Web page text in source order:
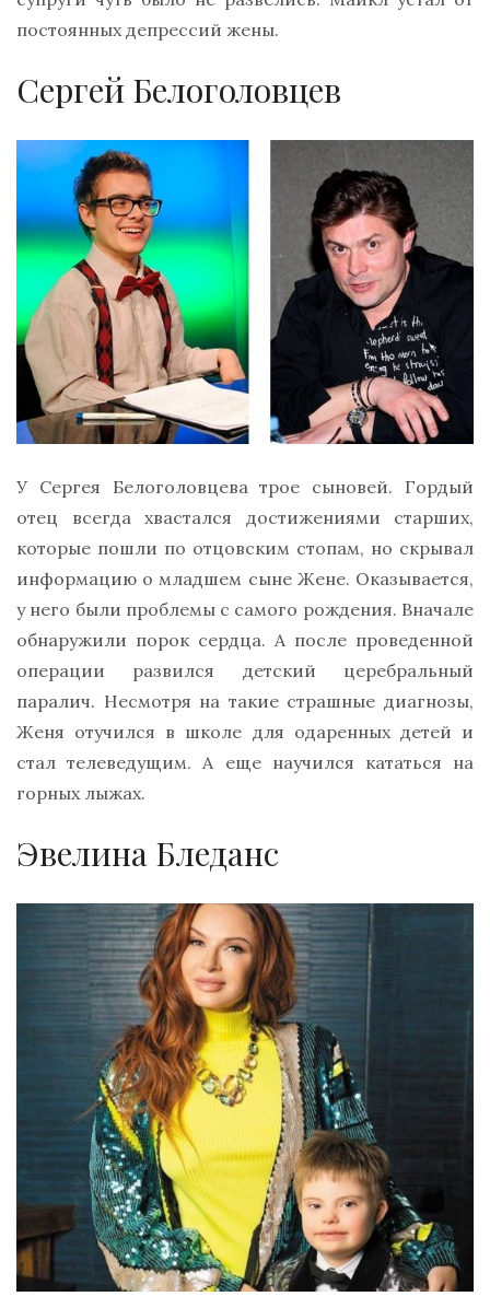
постоянных депрессий жены.
Сергей Белоголовцев
У Сергея Белоголовцева трое сыновей. Гордый
отец всегда хвастался достижениями старших,
которые пошли по отцовским стопам, но скрывал
информацию о младшем сыне Жене. Оказывается,
у него были проблемы с самого рождения. Вначале
обнаружили порок сердца. А после проведенной
операции развился детский церебральный
паралич. Несмотря на такие страшные диагнозы,
Женя отучился в школе для одаренных детей и
стал телеведущим. А еще научился кататься на
горных лыжах.
Эвелина Бледанс